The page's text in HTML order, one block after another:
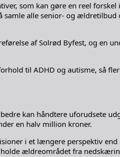
som kan gøre en reel
alle senior- og
af Solrød Byfest, og en
til ADHD og autisme, så
kan håndtere uforudsete
en halv million kroner.
i et længere perspektiv
ældreområdet fra